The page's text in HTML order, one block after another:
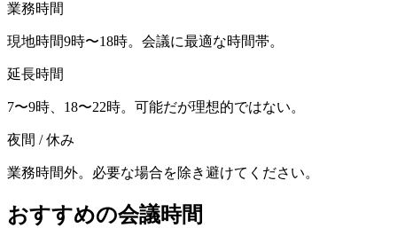
業務時間
現地時間9時〜18時。会議に最適な時間帯。
延長時間
7〜9時、18〜22時。可能だが理想的ではない。
夜間 / 休み
業務時間外。必要な場合を除き避けてください。
おすすめの会議時間